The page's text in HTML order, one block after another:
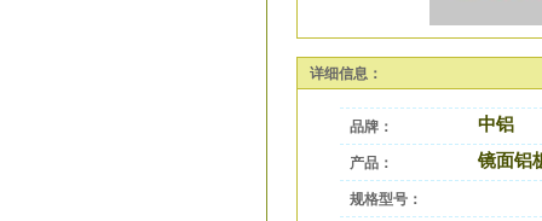
详细信息：
品牌： 中铝
产品： 镜面铝
规格型号：